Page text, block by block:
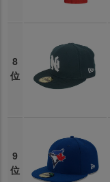
8
位
9
位